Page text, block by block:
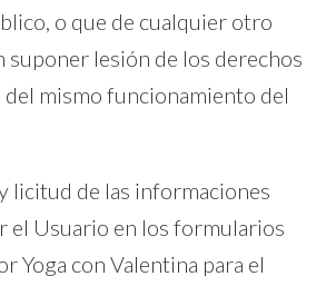
o que de cualquier otro
suponer lesión de los derechos
mismo funcionamiento del
licitud de las informaciones
el Usuario en los formularios
Yoga con Valentina para el